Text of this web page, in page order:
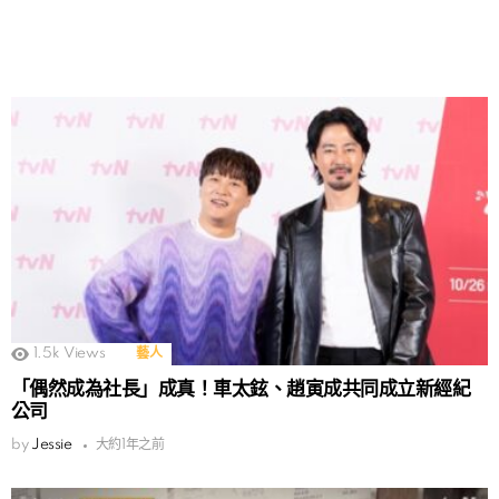
1.5k Views 藝人
「偶然成為社長」成真！車太鉉、趙寅成共同成立新經紀
公司
by Jessie 大約1年之前